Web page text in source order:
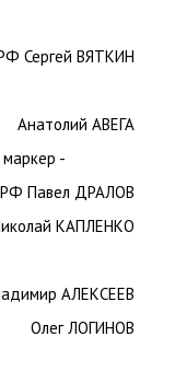
Сергей ВЯТКИН
Анатолий АВЕГА
, маркер -
РФ Павел ДРАЛОВ
КАПЛЕНКО
АЛЕКСЕЕВ
Олег ЛОГИНОВ